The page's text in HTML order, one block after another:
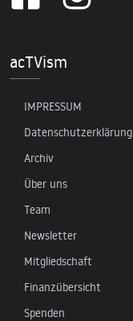
acTVism
IMPRESSUM
Datenschutzerklärung
Archiv
Über uns
Team
Newsletter
Mitgliedschaft
Finanzübersicht
Spenden